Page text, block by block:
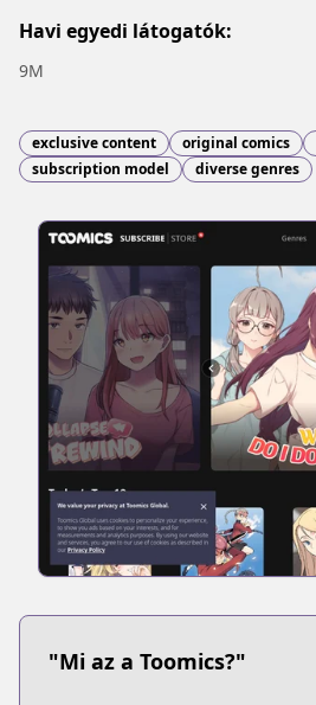
Havi egyedi látogatók:
9M
exclusive content original comics
subscription model
diverse genres
"Mi az a Toomics?"